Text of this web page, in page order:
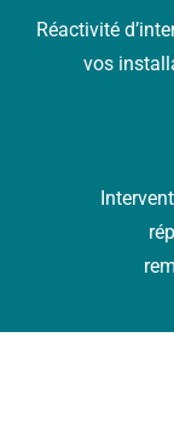
Réactivité
vos